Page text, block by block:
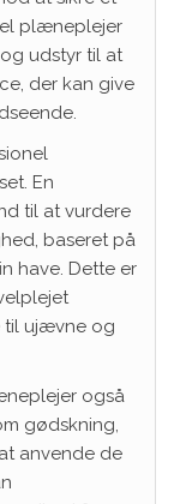
plæneplejer
udstyr til at
der kan give
En
til at vurdere
baseret på
have. Dette er
til ujævne og
også
gødskning,
anvende de